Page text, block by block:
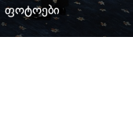
ფოტოები